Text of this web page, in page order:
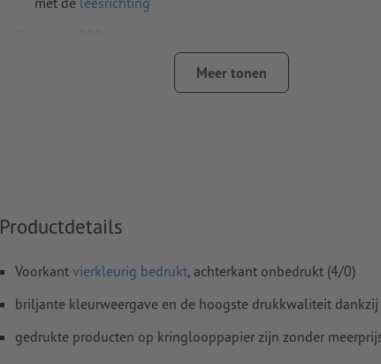
aanhouden, belangrijke informatie
4 mm afstand ten opzichte van het eindformaat
Commentarenworden verwijderd en niet afgedrukt
Inhoud vanformulierveldenworden mee afgedrukt
Meer tonen
Productdetails
Voorkant vierkleurig bedrukt, achterkant onbedrukt (4/0)
briljante kleurweergave en de hoogste drukkwaliteit dankzij
gedrukte producten op kringlooppapier zijn zonder